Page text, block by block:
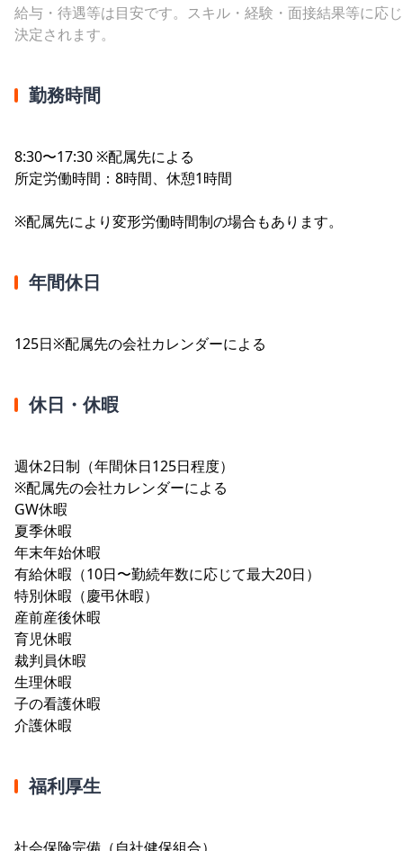
給与・待遇等は目安です。スキル・経験・面接結果等に応
決定されます。
勤務時間
8:30〜17:30 ※配属先による
所定労働時間：8時間、休憩1時間
※配属先により変形労働時間制の場合もあります。
年間休日
125日※配属先の会社カレンダーによる
休日・休暇
週休2日制（年間休日125日程度）
※配属先の会社カレンダーによる
GW休暇
夏季休暇
年末年始休暇
有給休暇（10日〜勤続年数に応じて最大20日）
特別休暇（慶弔休暇）
産前産後休暇
育児休暇
裁判員休暇
生理休暇
子の看護休暇
介護休暇
福利厚生